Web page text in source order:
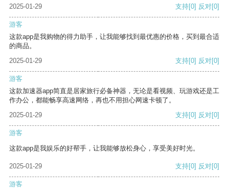
2025-01-29 支持[0] 反对[0]
游客
这款app是我购物的得力助手，让我能够找到最优惠的价格，买到最合适
的商品。
2025-01-29
支持[0] 反对[0]
游客
这款加速器app简直是居家旅行必备神器，无论是看视频、玩游戏还是工
作办公，都能畅享高速网络，再也不用担心网速卡顿了。
2025-01-29
支持[0] 反对[0]
游客
这款app是我娱乐的好帮手，让我能够放松身心，享受美好时光。
2025-01-29 支持[0] 反对[0]
游客